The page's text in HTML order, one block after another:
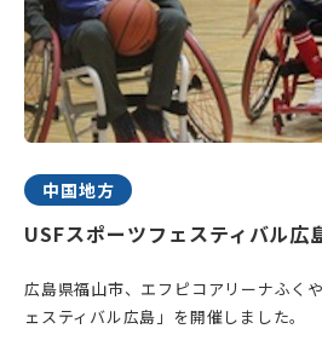
中国地方
USFスポーツフェスティバル広
広島県福山市、エフピコアリーナふく
ェスティバル広島」を開催しました。